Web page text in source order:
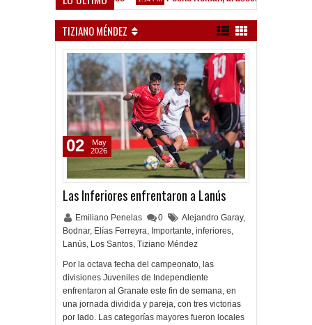
TIZIANO MÉNDEZ
Las Inferiores enfrentaron a Lanús
Emiliano Penelas 0 Alejandro Garay,
Bodnar, Elías Ferreyra, Importante, inferiores,
Lanús, Los Santos, Tiziano Méndez
Por la octava fecha del campeonato, las
divisiones Juveniles de Independiente
enfrentaron al Granate este fin de semana, en
una jornada dividida y pareja, con tres victorias
por lado. Las categorías mayores fueron locales
02
May
2026